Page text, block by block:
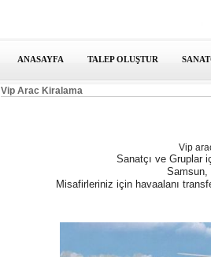
ANASAYFA TALEP OLUŞTUR
Vip Arac Kiralama
Vip
Sanatçı ve Gruplar
Samsun,
Misafirleriniz için havaalanı